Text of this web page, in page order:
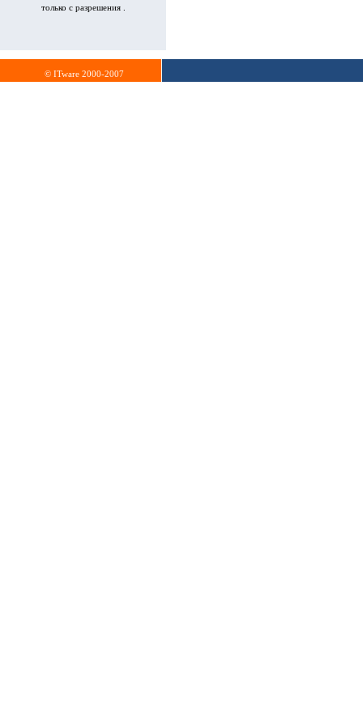
только с разрешения .
© ITware 2000-2007